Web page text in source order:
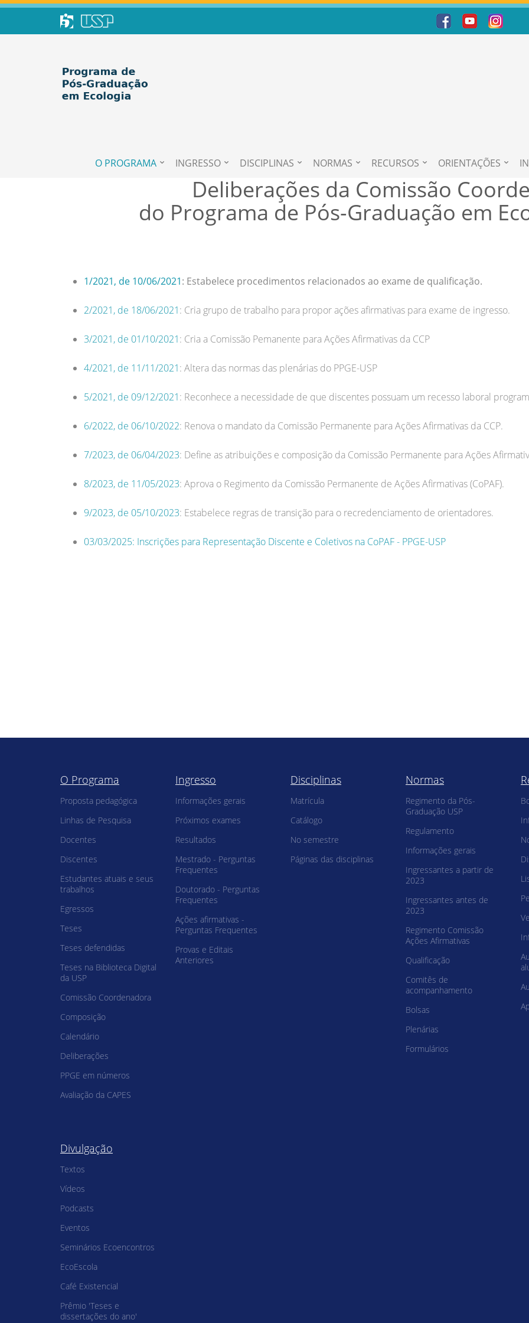
O PROGRAMA INGRESSO DISCIPLINAS NORMAS RECURSOS ORIENTAÇÕES
Deliberações da Comissão
do Programa de Pós-Graduação em
1/2021, de 10/06/2021: Estabelece procedimentos relacionados ao exame de qualificação.
2/2021, de 18/06/2021: Cria grupo de trabalho para propor ações afirmativas para exame de ingresso.
3/2021, de 01/10/2021: Cria a Comissão Pemanente para Ações Afirmativas da CCP
4/2021, de 11/11/2021: Altera das normas das plenárias do PPGE-USP
5/2021, de 09/12/2021: Reconhece a necessidade de que discentes possuam um recesso laboral
6/2022, de 06/10/2022: Renova o mandato da Comissão Permanente para Ações Afirmativas da CCP.
7/2023, de 06/04/2023: Define as atribuições e composição da Comissão Permanente para Ações
8/2023, de 11/05/2023: Aprova o Regimento da Comissão Permanente de Ações Afirmativas (CoPAF).
9/2023, de 05/10/2023: Estabelece regras de transição para o recredenciamento de orientadores.
03/03/2025: Inscrições para Representação Discente e Coletivos na CoPAF - PPGE-USP
O Programa
Proposta pedagógica
Linhas de Pesquisa
Docentes
Discentes
Estudantes atuais e seus
trabalhos
Egressos
Teses
Teses defendidas
Teses na Biblioteca Digital
da USP
Comissão Coordenadora
Composição
Calendário
Deliberações
PPGE em números
Avaliação da CAPES
Ingresso
Informações gerais
Próximos exames
Resultados
Mestrado - Perguntas
Frequentes
Doutorado - Perguntas
Frequentes
Ações afirmativas -
Perguntas Frequentes
Provas e Editais
Anteriores
Disciplinas
Matrícula
Catálogo
No semestre
Páginas das disciplinas
Normas
Regimento da Pós-
Graduação USP
Regulamento
Informações gerais
Ingressantes a partir de
2023
Ingressantes antes de
2023
Regimento Comissão
Ações Afirmativas
Qualificação
Comitês de
acompanhamento
Bolsas
Plenárias
Formulários
Divulgação
Textos
Vídeos
Podcasts
Eventos
Seminários Ecoencontros
EcoEscola
Café Existencial
Prêmio 'Teses e
dissertações do ano'